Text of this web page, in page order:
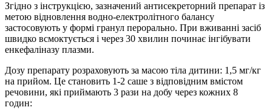
Згідно з інструкцією, зазначений антисекреторний препарат із
метою відновлення водно-електролітного балансу
застосовують у формі гранул перорально. При вживанні засіб
швидко всмоктується і через 30 хвилин починає інгібувати
енкефаліназу плазми.
Дозу препарату розраховують за масою тіла дитини: 1,5 мг/кг
на прийом. Це становить 1-2 саше з відповідним вмістом
речовини, які приймають 3 рази на добу через кожних 8
годин: